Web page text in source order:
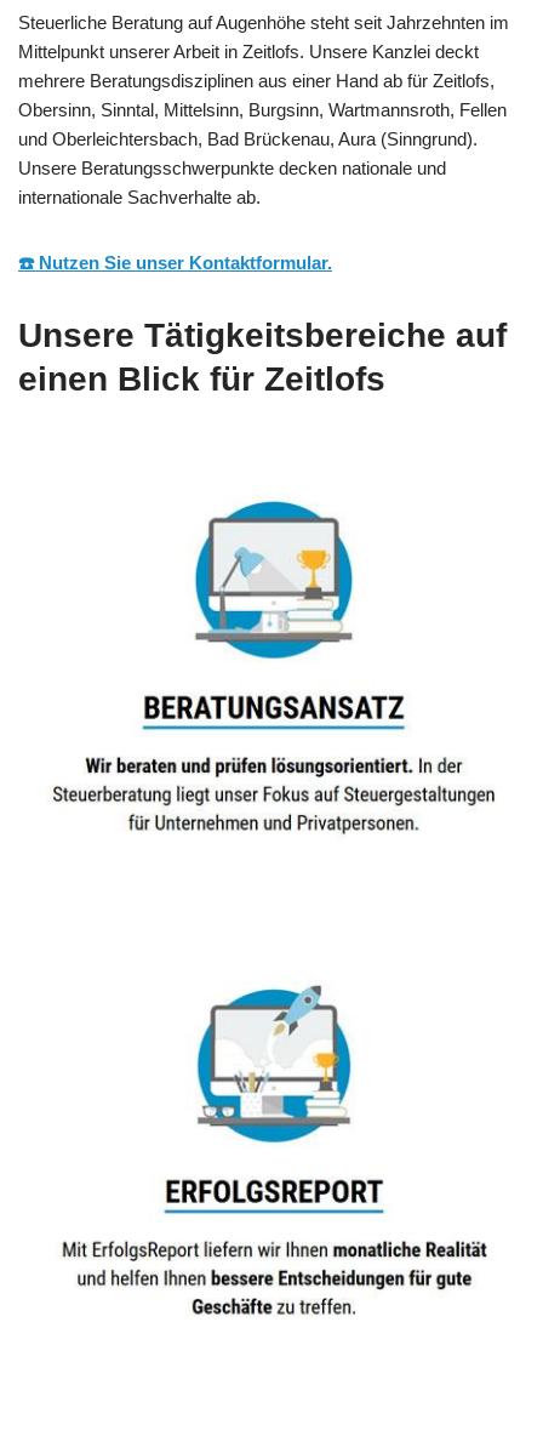
Steuerliche Beratung auf Augenhöhe steht seit Jahrzehnten im
Mittelpunkt unserer Arbeit in Zeitlofs. Unsere Kanzlei deckt
mehrere Beratungsdisziplinen aus einer Hand ab für Zeitlofs,
Obersinn, Sinntal, Mittelsinn, Burgsinn, Wartmannsroth, Fellen
und Oberleichtersbach, Bad Brückenau, Aura (Sinngrund).
Unsere Beratungsschwerpunkte decken nationale und
internationale Sachverhalte ab.
☎️ Nutzen Sie unser Kontaktformular.
Unsere Tätigkeitsbereiche auf
einen Blick für Zeitlofs